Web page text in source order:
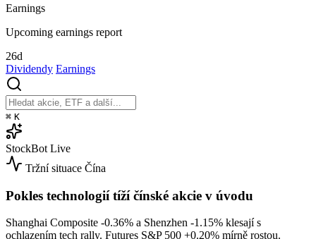
Earnings
Upcoming earnings report
26d
Dividendy Earnings
⌘ K
StockBot Live
Tržní situace Čína
Pokles technologií tíží čínské akcie v úvodu
Shanghai Composite -0.36% a Shenzhen -1.15% klesají s
ochlazením tech rally. Futures S&P 500 +0.20% mírně rostou.